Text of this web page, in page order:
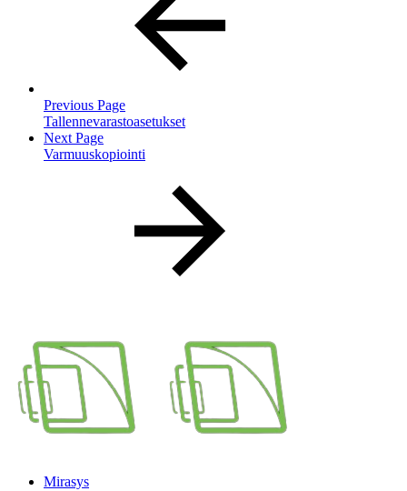
Previous Page
Tallennevarastoasetukset
Next Page
Varmuuskopiointi
Mirasys